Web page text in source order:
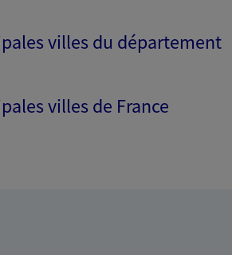
villes du département
villes de France